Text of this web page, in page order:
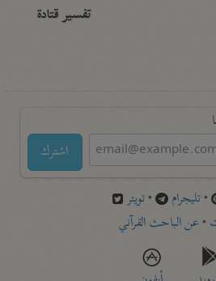
تفسير قتادة
اشترك
•تليجرام •تويتر
•عن الباحث القرآني